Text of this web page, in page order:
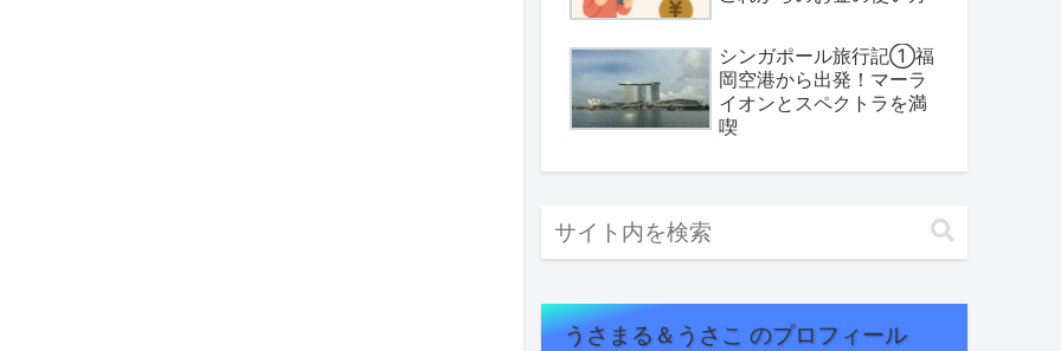
シンガポール旅行記①福
岡空港から出発！マーラ
イオンとスペクトラを満
喫
うさまる＆うさこ のプロフィール